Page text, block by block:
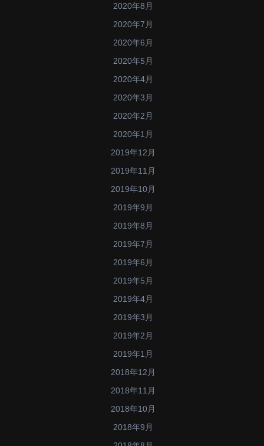
2020年8月
2020年7月
2020年6月
2020年5月
2020年4月
2020年3月
2020年2月
2020年1月
2019年12月
2019年11月
2019年10月
2019年9月
2019年8月
2019年7月
2019年6月
2019年5月
2019年4月
2019年3月
2019年2月
2019年1月
2018年12月
2018年11月
2018年10月
2018年9月